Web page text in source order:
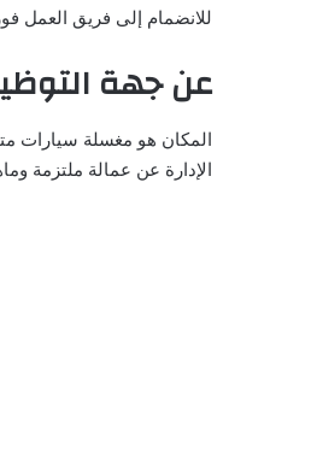
للانضمام إلى فريق العمل
عن جهة
المكان هو مغسلة سيارات
الإدارة عن عمالة ملتزمة